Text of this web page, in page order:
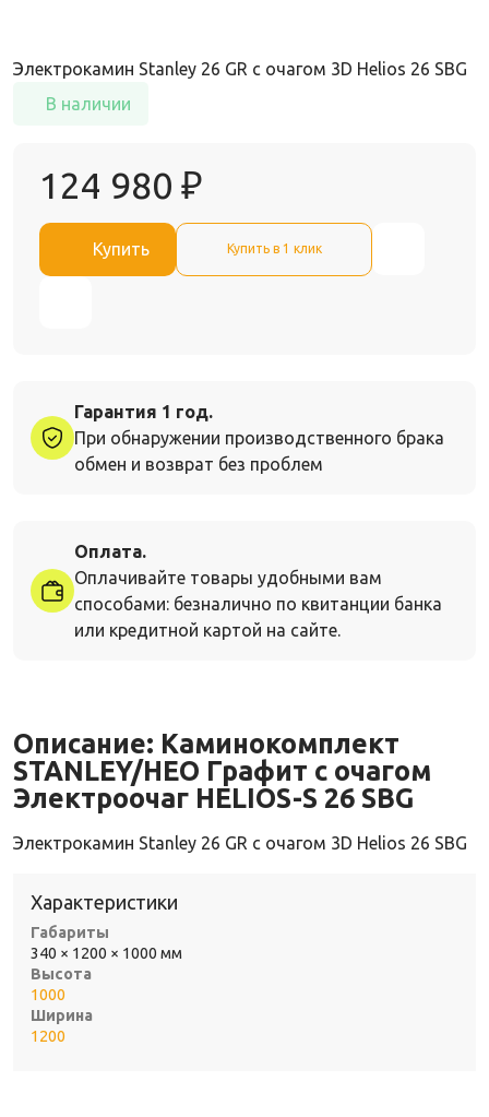
Электрокамин Stanley 26 GR с очагом 3D Helios 26 SBG
В наличии
124 980 ₽
Купить Купить в 1 клик
Гарантия 1 год.
При обнаружении производственного брака
обмен и возврат без проблем
Оплата.
Оплачивайте товары удобными вам
способами: безналично по квитанции банка
или кредитной картой на сайте.
Описание: Каминокомплект
STANLEY/НЕО Графит с очагом
Электроочаг HELIOS-S 26 SBG
Электрокамин Stanley 26 GR с очагом 3D Helios 26 SBG
Характеристики
Габариты
340 × 1200 × 1000 мм
Высота
1000
Ширина
1200